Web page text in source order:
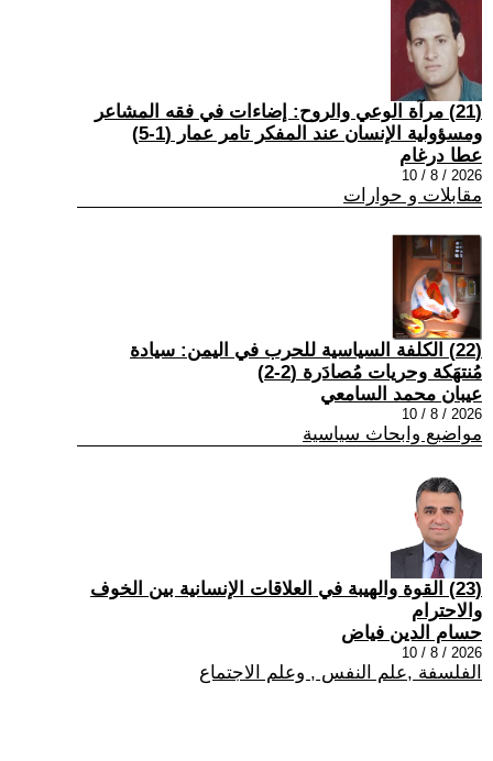
(21) مرآة الوعي والروح: إضاءات في فقه المشاعر
ومسؤولية الإنسان عند المفكر تامر عمار (1-5)
عطا درغام
2026 / 8 / 10
مقابلات و حوارات
(22) الكلفة السياسية للحرب في اليمن: سيادة
مُنتهَكة وحريات مُصادَرة (2-2)
عيبان محمد السامعي
2026 / 8 / 10
مواضيع وابحاث سياسية
(23) القوة والهيبة في العلاقات الإنسانية بين الخوف
والاحترام
حسام الدين فياض
2026 / 8 / 10
الفلسفة ,علم النفس , وعلم الاجتماع